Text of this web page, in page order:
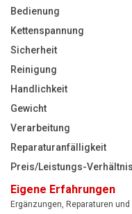
Bedienung
Kettenspannung
Sicherheit
Reinigung
Handlichkeit
Gewicht
Verarbeitung
Reparaturanfälligkeit
Preis/Leistungs-Verhältnis
Eigene Erfahrungen
Ergänzungen, Reparaturen